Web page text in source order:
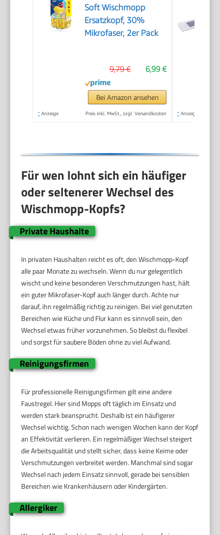
Soft Wischmopp
Ersatzkopf, 30%
Mikrofaser, 2er Pack
6,99 €
9,79 €
Bei Amazon ansehen
* Anzeige Preis inkl. MwSt., zzgl. Versandkosten * Anzeige
Für wen lohnt sich ein häufiger
oder seltenerer Wechsel des
Wischmopp-Kopfs?
Private Haushalte
In privaten Haushalten reicht es oft, den Wischmopp-Kopf
alle paar Monate zu wechseln. Wenn du nur gelegentlich
wischt und keine besonderen Verschmutzungen hast, hält
ein guter Mikrofaser-Kopf auch länger durch. Achte nur
darauf, ihn regelmäßig richtig zu reinigen. Bei viel genutzten
Bereichen wie Küche und Flur kann es sinnvoll sein, den
Wechsel etwas früher vorzunehmen. So bleibst du flexibel
und sorgst für saubere Böden ohne zu viel Aufwand.
Reinigungsfirmen
Für professionelle Reinigungsfirmen gilt eine andere
Faustregel. Hier sind Mopps oft täglich im Einsatz und
werden stark beansprucht. Deshalb ist ein häufigerer
Wechsel wichtig. Schon nach wenigen Wochen kann der Kopf
an Effektivität verlieren. Ein regelmäßiger Wechsel steigert
die Arbeitsqualität und stellt sicher, dass keine Keime oder
Verschmutzungen verbreitet werden. Manchmal sind sogar
Wechsel nach jedem Einsatz sinnvoll, gerade bei sensiblen
Bereichen wie Krankenhäusern oder Kindergärten.
Allergiker